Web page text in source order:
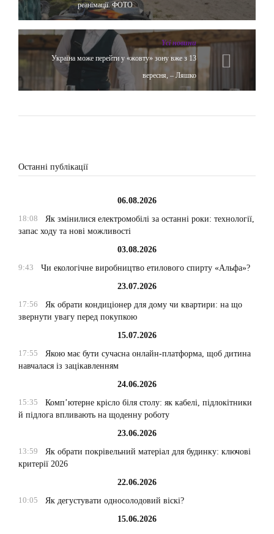
реанімації. ФОТО
Yсі новини
Україна може перейти у «жовту» зону вже з 13
вересня, – Ляшко
Останні публікації
06.08.2026
18:08
Як змінилися електромобілі за останні роки: технології,
запас ходу та нові можливості
03.08.2026
9:43
Чи екологічне виробництво етилового спирту «Альфа»?
23.07.2026
17:56
Як обрати кондиціонер для дому чи квартири: на що
звернути увагу перед покупкою
15.07.2026
17:55
Якою має бути сучасна онлайн-платформа, щоб дитина
навчалася із зацікавленням
24.06.2026
15:35
Комп’ютерне крісло біля столу: як кабелі, підлокітники
й підлога впливають на щоденну роботу
23.06.2026
13:59
Як обрати покрівельний матеріал для будинку: ключові
критерії 2026
22.06.2026
10:05
Як дегустувати односолодовий віскі?
15.06.2026